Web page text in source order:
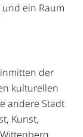
und ein Raum
der
kulturellen
andere Stadt
Kunst,